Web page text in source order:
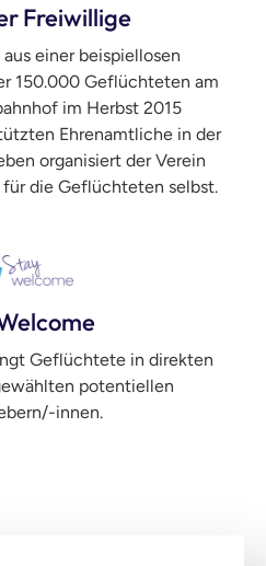
Freiwillige
einer beispiellosen
150.000 Geflüchteten am
im Herbst 2015
Ehrenamtliche in der
organisiert der Verein
die Geflüchteten selbst.
Geflüchtete in direkten
potentiellen
innen.